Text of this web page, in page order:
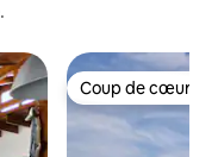
Coup de cœur
Coup de cœur